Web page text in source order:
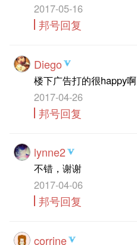
2017-05-16
邦号回复
Diego
楼下广告打的很happy啊
2017-04-26
邦号回复
lynne2
不错，谢谢
2017-04-06
邦号回复
corrine